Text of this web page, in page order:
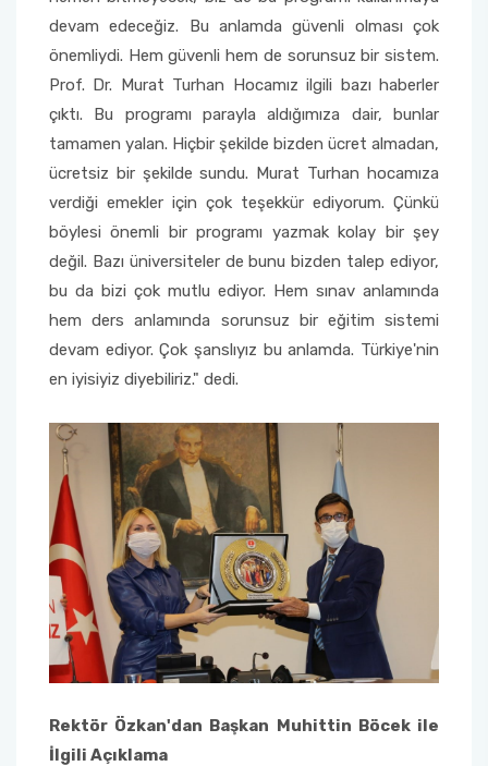
devam edeceğiz. Bu anlamda güvenli olması çok
önemliydi. Hem güvenli hem de sorunsuz bir sistem.
Prof. Dr. Murat Turhan Hocamız ilgili bazı haberler
çıktı. Bu programı parayla aldığımıza dair, bunlar
tamamen yalan. Hiçbir şekilde bizden ücret almadan,
ücretsiz bir şekilde sundu. Murat Turhan hocamıza
verdiği emekler için çok teşekkür ediyorum. Çünkü
böylesi önemli bir programı yazmak kolay bir şey
değil. Bazı üniversiteler de bunu bizden talep ediyor,
bu da bizi çok mutlu ediyor. Hem sınav anlamında
hem ders anlamında sorunsuz bir eğitim sistemi
devam ediyor. Çok şanslıyız bu anlamda. Türkiye'nin
en iyisiyiz diyebiliriz." dedi.
Rektör Özkan'dan Başkan Muhittin Böcek ile
İlgili Açıklama